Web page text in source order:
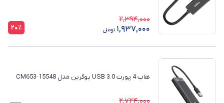
2,394,000
1,937,000 تومان 20٪
هاب 4 پورت USB 3.0 یوگرین مدل CM653-15548
2,724,000